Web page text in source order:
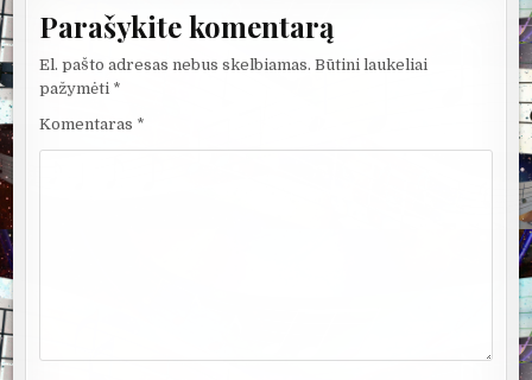
Parašykite komentarą
El. pašto adresas nebus skelbiamas. Būtini laukeliai
pažymėti *
Komentaras *